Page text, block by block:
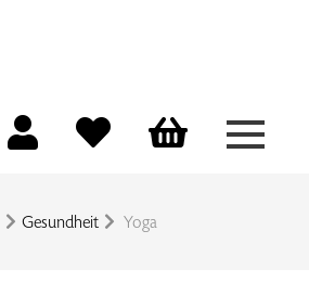
Menü
Gesundheit Yoga